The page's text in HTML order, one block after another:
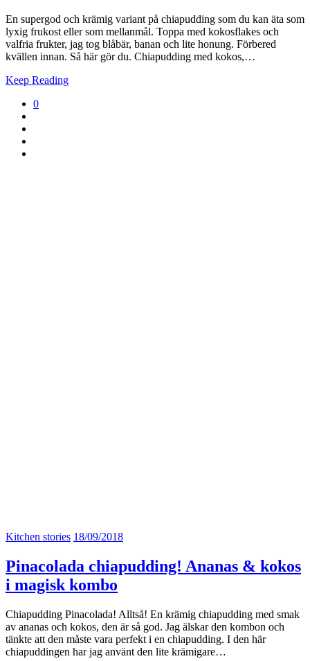
En supergod och krämig variant på chiapudding som du kan äta som
lyxig frukost eller som mellanmål. Toppa med kokosflakes och
valfria frukter, jag tog blåbär, banan och lite honung. Förbered
kvällen innan. Så här gör du. Chiapudding med kokos,…
Keep Reading
0
Kitchen stories 18/09/2018
Pinacolada chiapudding! Ananas & kokos
i magisk kombo
Chiapudding Pinacolada! Alltså! En krämig chiapudding med smak
av ananas och kokos, den är så god. Jag älskar den kombon och
tänkte att den måste vara perfekt i en chiapudding. I den här
chiapuddingen har jag använt den lite krämigare…